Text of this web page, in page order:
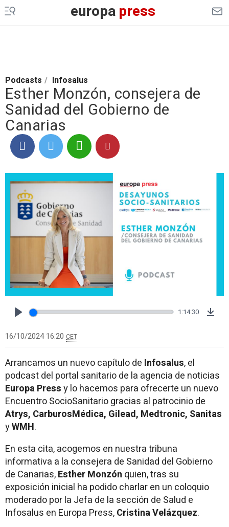
europapress
Podcasts / Infosalus
Esther Monzón, consejera de
Sanidad del Gobierno de
Canarias
1:14:30
16/10/2024 16:20 CET
Arrancamos un nuevo capítulo de Infosalus, el
podcast del portal sanitario de la agencia de noticias
Europa Pressy lo hacemos para ofrecerte un nuevo
Encuentro SocioSanitario gracias al patrocinio de
Atrys, CarburosMédica, Gilead, Medtronic, Sanitas
yWMH.
En esta cita, acogemos en nuestra tribuna
informativa a la consejera de Sanidad del Gobierno
de Canarias,Esther Monzón quien, tras su
exposición inicial ha podido charlar en un coloquio
moderado por la Jefa de la sección de Salud e
Infosalus en Europa Press,Cristina Velázquez.